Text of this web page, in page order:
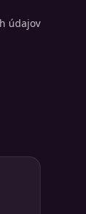
údajov